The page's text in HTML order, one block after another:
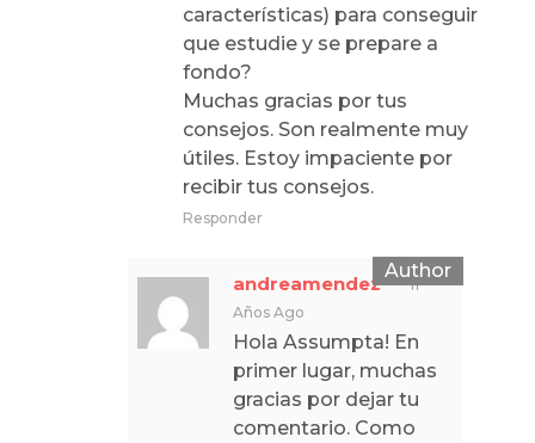
características) para conseguir
que estudie y se prepare a
fondo?
Muchas gracias por tus
consejos. Son realmente muy
útiles. Estoy impaciente por
recibir tus consejos.
Responder
andreamendez
11
Años Ago
Hola Assumpta! En
primer lugar, muchas
gracias por dejar tu
comentario. Como